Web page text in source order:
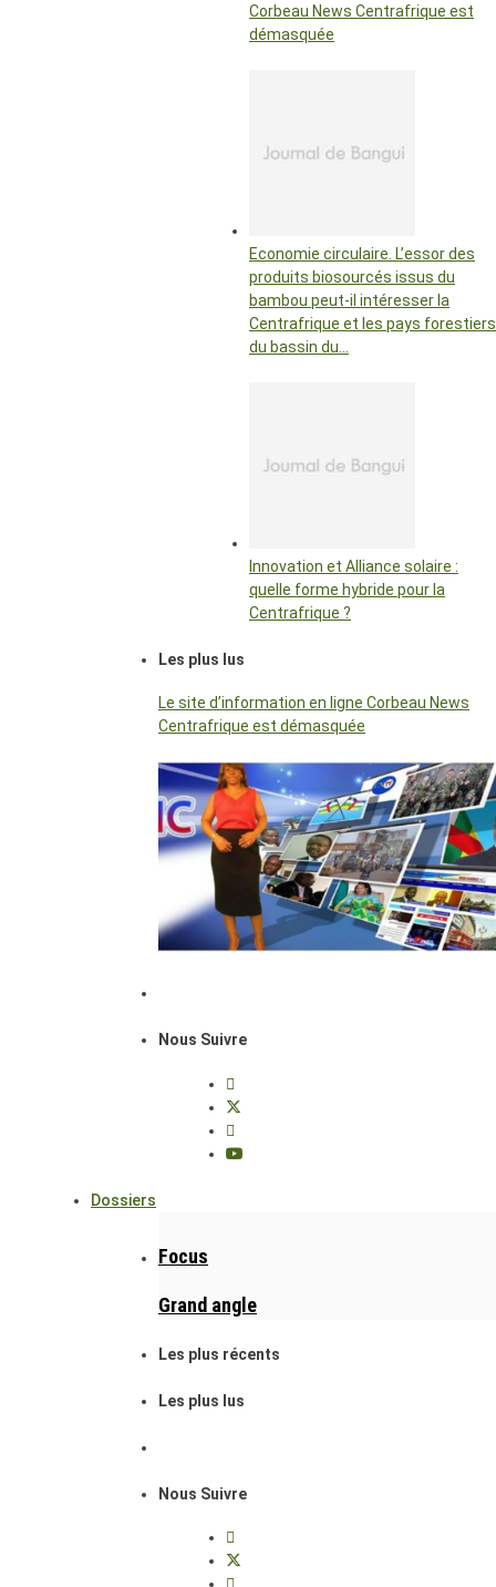
Corbeau News Centrafrique est
démasquée
Economie circulaire. L’essor des
produits biosourcés issus du
bambou peut-il intéresser la
Centrafrique et les pays forestiers
du bassin du…
Innovation et Alliance solaire :
quelle forme hybride pour la
Centrafrique ?
Les plus lus
Le site d’information en ligne Corbeau News
Centrafrique est démasquée
Nous Suivre
Dossiers
Focus
Grand angle
Les plus récents
Les plus lus
Nous Suivre